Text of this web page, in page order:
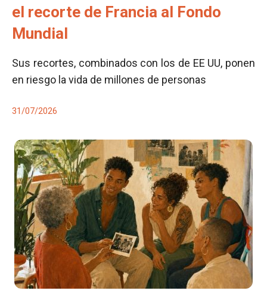
el recorte de Francia al Fondo
Mundial
Sus recortes, combinados con los de EE UU, ponen
en riesgo la vida de millones de personas
31/07/2026